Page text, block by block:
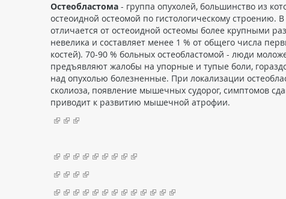
Остеобластома - группа опухолей, большинство из
остеоидной остеомой по гистологическому строению.
отличается от остеоидной остеомы более крупными
невелика и составляет менее 1 % от общего числа
костей). 70-90 % больных остеобластомой - люди
предъявляют жалобы на упорные и тупые боли,
над опухолью болезненные. При локализации
сколиоза, появление мышечных судорог, симптомов
приводит к развитию мышечной атрофии.